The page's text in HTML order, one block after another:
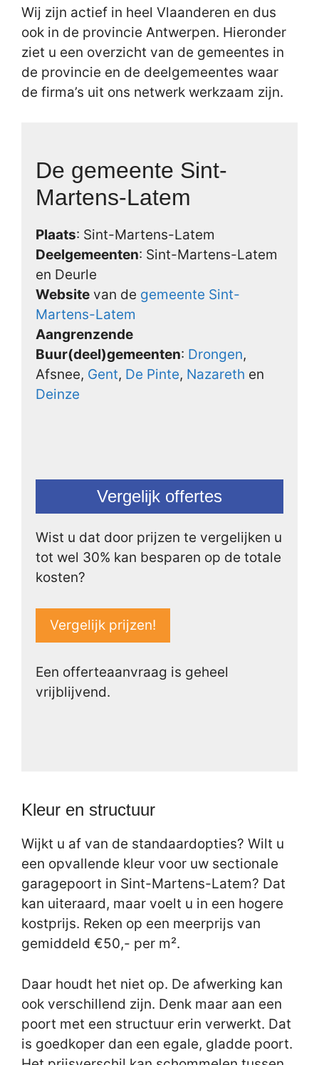
Wij zijn actief in heel Vlaanderen en dus
ook in de provincie Antwerpen. Hieronder
ziet u een overzicht van de gemeentes in
de provincie en de deelgemeentes waar
de firma’s uit ons netwerk werkzaam zijn.
De gemeente Sint-
Martens-Latem
Plaats: Sint-Martens-Latem
Deelgemeenten: Sint-Martens-Latem
en Deurle
Website van de gemeente Sint-
Martens-Latem
Aangrenzende
Buur(deel)gemeenten: Drongen,
Afsnee, Gent, De Pinte, Nazareth en
Deinze
Vergelijk offertes
Wist u dat door prijzen te vergelijken u
tot wel 30% kan besparen op de totale
kosten?
Vergelijk prijzen!
Een offerteaanvraag is geheel
vrijblijvend.
Kleur en structuur
Wijkt u af van de standaardopties? Wilt u
een opvallende kleur voor uw sectionale
garagepoort in Sint-Martens-Latem? Dat
kan uiteraard, maar voelt u in een hogere
kostprijs. Reken op een meerprijs van
gemiddeld €50,- per m².
Daar houdt het niet op. De afwerking kan
ook verschillend zijn. Denk maar aan een
poort met een structuur erin verwerkt. Dat
is goedkoper dan een egale, gladde poort.